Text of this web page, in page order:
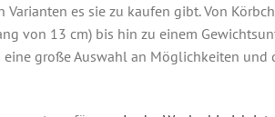
es sie zu kaufen gibt. Von
von 13 cm) bis hin zu einem
große Auswahl an Möglichkeiten und